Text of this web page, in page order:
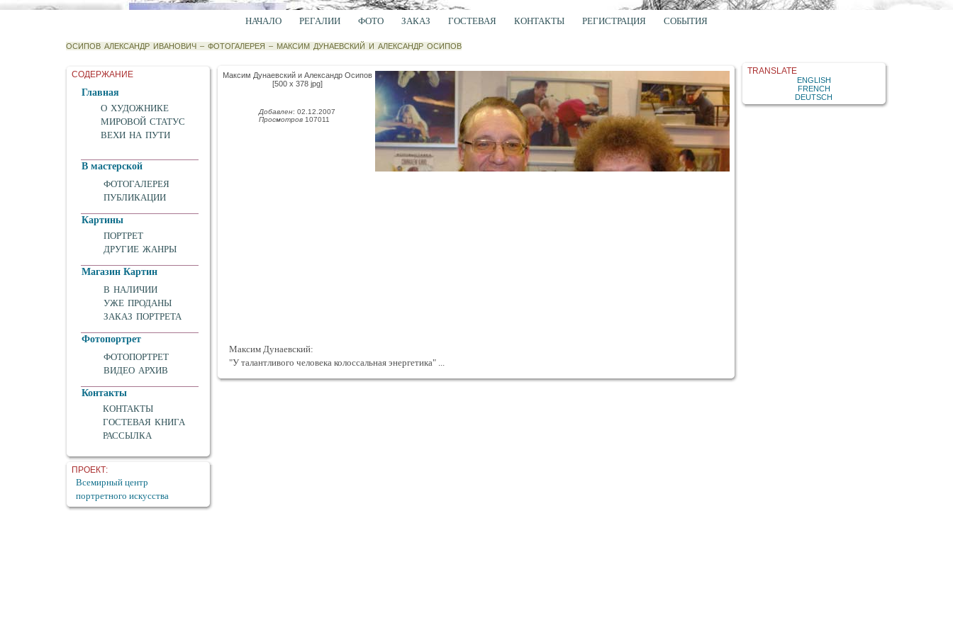
НАЧАЛО РЕГАЛИИ ФОТО ЗАКАЗ ГОСТЕВАЯ КОНТАКТЫ РЕГИСТРАЦИЯ СОБЫТИЯ
ОСИПОВ АЛЕКСАНДР ИВАНОВИЧ– ФОТОГАЛЕРЕЯ – МАКСИМ ДУНАЕВСКИЙ И АЛЕКСАНДР ОСИПОВ
СОДЕРЖАНИЕ
Главная
О ХУДОЖНИКЕ
МИРОВОЙ СТАТУС
ВЕХИ НА ПУТИ
В мастерской
ФОТОГАЛЕРЕЯ
ПУБЛИКАЦИИ
Картины
ПОРТРЕТ
ДРУГИЕ ЖАНРЫ
Магазин Картин
В НАЛИЧИИ
УЖЕ ПРОДАНЫ
ЗАКАЗ ПОРТРЕТА
Фотопортрет
ФОТОПОРТРЕТ
ВИДЕО АРХИВ
Контакты
КОНТАКТЫ
ГОСТЕВАЯ КНИГА
РАССЫЛКА
ПРОЕКТ:
Всемирный центр
портретного искусства
Максим Дунаевский и Александр Осипов
[500 x 378 jpg]
Добавлен: 02.12.2007
Просмотров 107011
Максим Дунаевский:
"У талантливого человека колоссальная энергетика" ...
TRANSLATE
ENGLISH
FRENCH
DEUTSCH